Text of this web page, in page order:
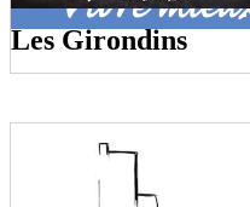
Les Girondins